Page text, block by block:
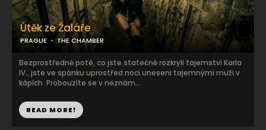
Útěk ze Žaláře
PRAGUE THE CHAMBER
Bezprostředně poté, co jste statečně rozkryli tajemství Karla
IV., jste ve spánku uprostřed noci uneseni tajemnými muži v
kápích. Probouzíte se v neznám...
READ MORE!